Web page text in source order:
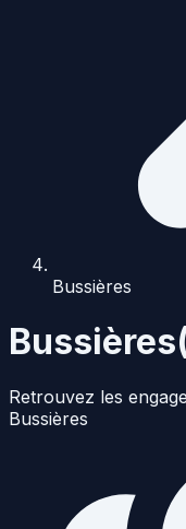
Bussières
Bussières
Retrouvez les
Bussières